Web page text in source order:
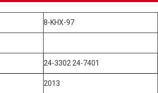
8-KHX-97
24-3302 24-7401
2013